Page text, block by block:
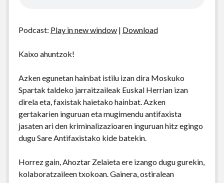
Podcast: Play in new window| Download
Kaixo ahuntzok!
Azken egunetan hainbat istilu izan dira Moskuko
Spartak taldeko jarraitzaileak Euskal Herrian izan
direla eta, faxistak haietako hainbat. Azken
gertakarien inguruan eta mugimendu antifaxista
jasaten ari den kriminalizazioaren inguruan hitz egingo
dugu Sare Antifaxistako kide batekin.
Horrez gain, Ahoztar Zelaieta ere izango dugu gurekin,
kolaboratzaileen txokoan. Gainera, ostiralean